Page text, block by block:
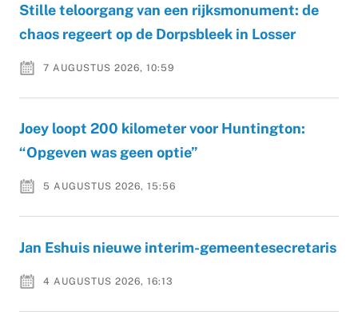
Stille teloorgang van een rijksmonument: de
chaos regeert op de Dorpsbleek in Losser
7 AUGUSTUS 2026, 10:59
Joey loopt 200 kilometer voor Huntington:
“Opgeven was geen optie”
5 AUGUSTUS 2026, 15:56
Jan Eshuis nieuwe interim-gemeentesecretaris
4 AUGUSTUS 2026, 16:13